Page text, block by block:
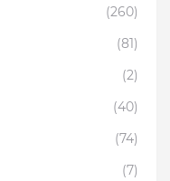
(260)
(81)
(2)
(40)
(74)
(7)